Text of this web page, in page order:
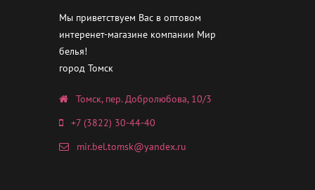
Мы приветствуем Вас в оптовом
интеренет-магазине компании Мир
белья!
город Томск
Томск, пер. Добролюбова, 10/3
+7 (3822) 30-44-40
mir.bel.tomsk@yandex.ru